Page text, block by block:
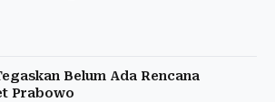
Belum Ada Rencana
Prabowo